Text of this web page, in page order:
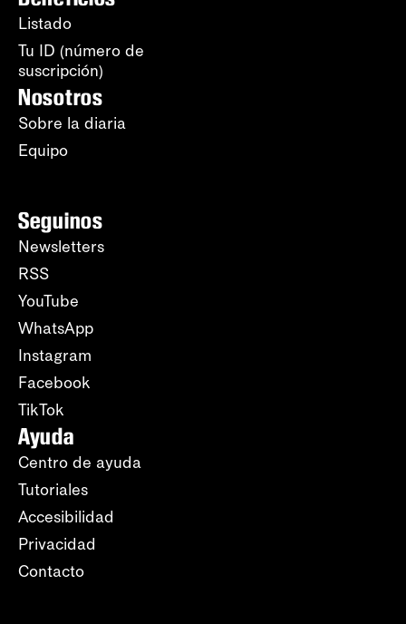
Listado
Tu ID (número de
suscripción)
Nosotros
Sobre la diaria
Equipo
Seguinos
Newsletters
RSS
YouTube
WhatsApp
Instagram
Facebook
TikTok
Ayuda
Centro de ayuda
Tutoriales
Accesibilidad
Privacidad
Contacto